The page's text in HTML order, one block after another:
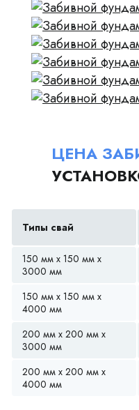
ЦЕНА
Типы свай
150 мм x 150 мм x
3000 мм
150 мм x 150 мм x
4000 мм
200 мм x 200 мм x
3000 мм
200 мм x 200 мм x
4000 мм